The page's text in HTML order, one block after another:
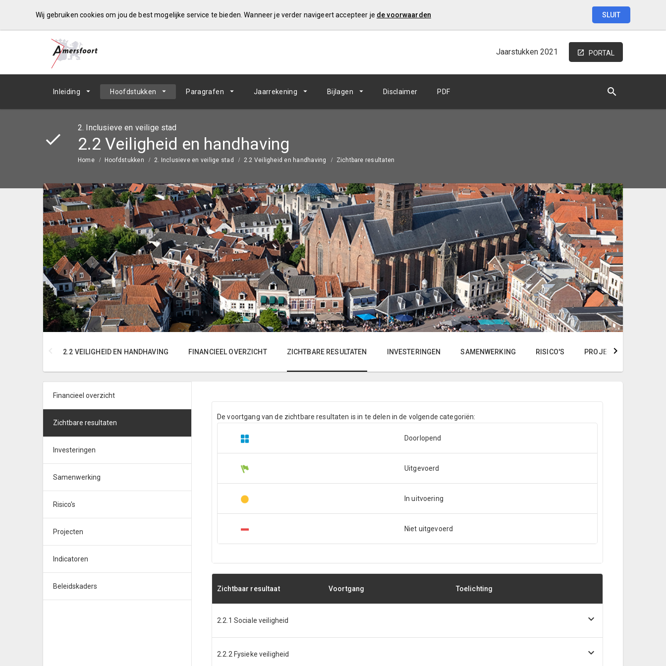
Wij gebruiken cookies om jou de best mogelijke service te bieden. Wanneer je verder navigeert accepteer je de voorwaarden SLUIT
Jaarstukken 2021 PORTAL
Inleiding Hoofdstukken Paragrafen Jaarrekening Bijlagen Disclaimer PDF
2. Inclusieve en veilige stad
2.2 Veiligheid en handhaving
Home Hoofdstukken 2. Inclusieve en veilige stad 2.2 Veiligheid en handhaving Zichtbare resultaten
2.2 VEILIGHEID EN HANDHAVING FINANCIEEL OVERZICHT ZICHTBARE RESULTATEN INVESTERINGEN SAMENWERKING RISICO'S PROJECTEN
Financieel overzicht
Zichtbare resultaten
Investeringen
Samenwerking
Risico's
Projecten
Indicatoren
Beleidskaders
De voortgang van de zichtbare resultaten is in te delen in de volgende categoriën:
Doorlopend
Uitgevoerd
In uitvoering
Niet uitgevoerd
Zichtbaar resultaat Voortgang Toelichting
2.2.1 Sociale veiligheid
2.2.2 Fysieke veiligheid